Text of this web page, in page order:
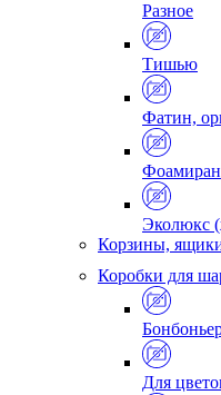
Разное
Тишью
Фатин,
Фоамиран
Эколюкс
Корзины,
Коробки для
Для